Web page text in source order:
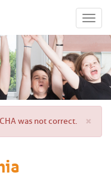
×
was not correct.